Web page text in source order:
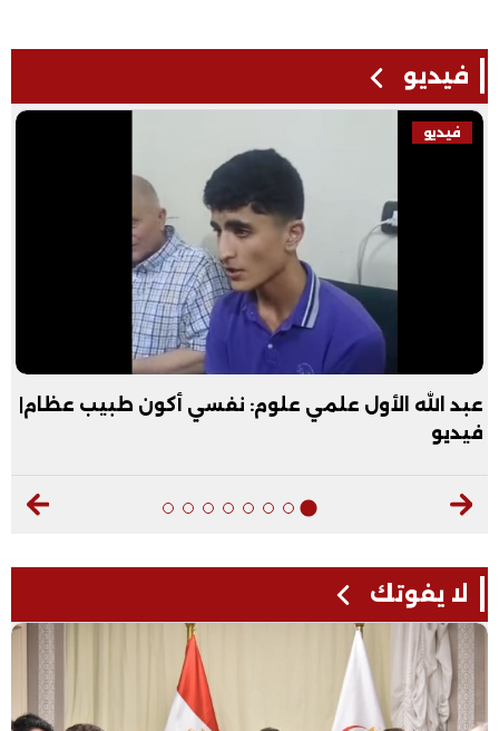
فيديو
فيديو
عبد الله الأول علمي علوم: نفسي أكون طبيب عظام|
فيديو
لا يفوتك